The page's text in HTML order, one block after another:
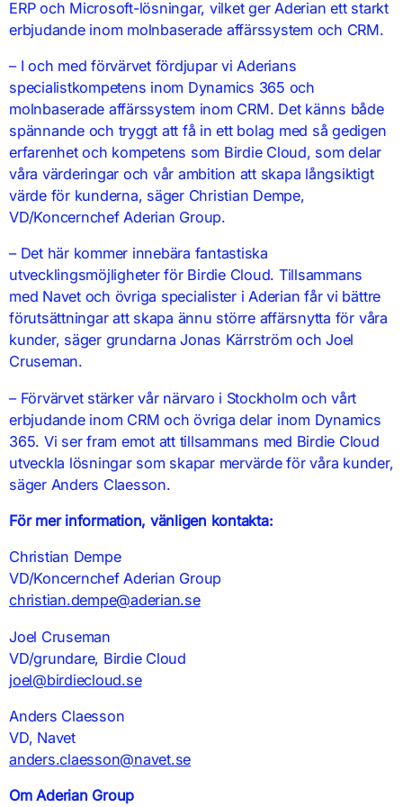
ERP och Microsoft-lösningar, vilket ger Aderian ett starkt
erbjudande inom molnbaserade affärssystem och CRM.
– I och med förvärvet fördjupar vi Aderians
specialistkompetens inom Dynamics 365 och
molnbaserade affärssystem inom CRM. Det känns både
spännande och tryggt att få in ett bolag med så gedigen
erfarenhet och kompetens som Birdie Cloud, som delar
våra värderingar och vår ambition att skapa långsiktigt
värde för kunderna, säger Christian Dempe,
VD/Koncernchef Aderian Group.
– Det här kommer innebära fantastiska
utvecklingsmöjligheter för Birdie Cloud. Tillsammans
med Navet och övriga specialister i Aderian får vi bättre
förutsättningar att skapa ännu större affärsnytta för våra
kunder, säger grundarna Jonas Kärrström och Joel
Cruseman.
– Förvärvet stärker vår närvaro i Stockholm och vårt
erbjudande inom CRM och övriga delar inom Dynamics
365. Vi ser fram emot att tillsammans med Birdie Cloud
utveckla lösningar som skapar mervärde för våra kunder,
säger Anders Claesson.
För mer information, vänligen kontakta:
Christian Dempe
VD/Koncernchef Aderian Group
christian.dempe@aderian.se
Joel Cruseman
VD/grundare, Birdie Cloud
joel@birdiecloud.se
Anders Claesson
VD, Navet
anders.claesson@navet.se
Om Aderian Group